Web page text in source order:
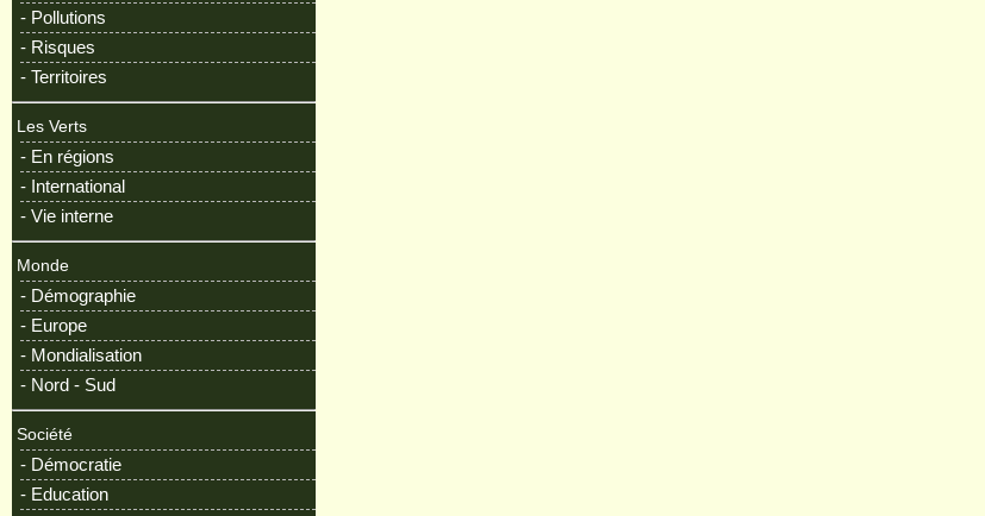
- Pollutions
- Risques
- Territoires
Les Verts
- En régions
- International
- Vie interne
Monde
- Démographie
- Europe
- Mondialisation
- Nord - Sud
Société
- Démocratie
- Education